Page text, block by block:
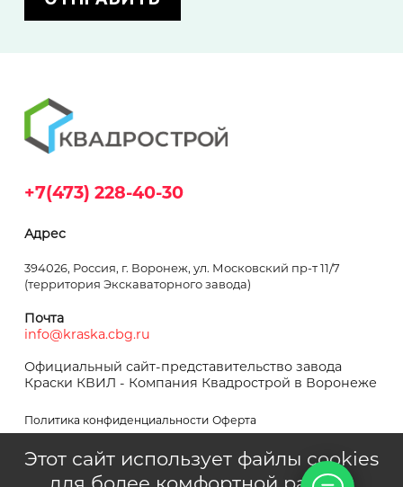
+7(473) 228-40-30
Адрес
394026, Россия, г. Воронеж, ул. Московский пр-т 11/7
(территория Экскаваторного завода)
Почта
info@kraska.cbg.ru
Официальный сайт-представительство завода
Краски КВИЛ - Компания Квадрострой в Воронеже
Политика конфиденциальности Оферта
Этот сайт использует файлы cookies